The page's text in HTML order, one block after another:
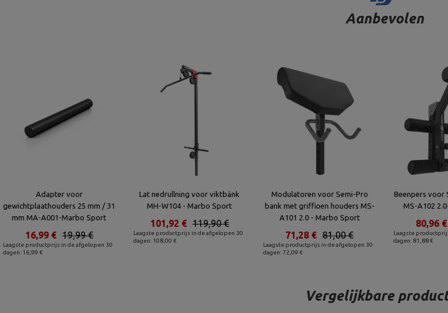
Aanbevolen
Adapter voor
gewichtplaathouders 25 mm / 31
mm MA-A001-Marbo Sport
Laagste productprijs in de afgelopen 30
dagen: 16,99 €
19,99 €
16,99 €
Lat nedrullning voor viktbänk
MH-W104 - Marbo Sport
Laagste productprijs in de afgelopen 30
dagen: 108,00 €
119,90 €
101,92 €
Modulatoren voor Semi-Pro
bank met griffioen houders MS-
A101 2.0 - Marbo Sport
Laagste productprijs in de afgelopen 30
dagen: 72,09 €
81,00 €
71,28 €
Beenpers voor
MS-A102
Laagste
dagen: 81,88 €
80,96 €
Vergelijkbare